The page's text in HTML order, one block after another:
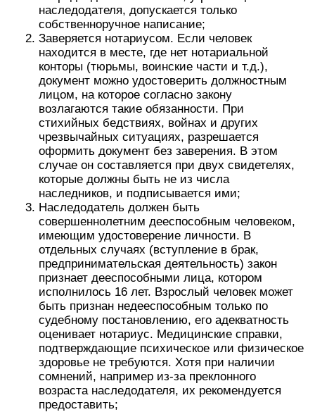
наследодателя, допускается только
собственноручное написание;
Заверяется нотариусом. Если человек
находится в месте, где нет нотариальной
конторы (тюрьмы, воинские части и т.д.),
документ можно удостоверить должностным
лицом, на которое согласно закону
возлагаются такие обязанности. При
стихийных бедствиях, войнах и других
чрезвычайных ситуациях, разрешается
оформить документ без заверения. В этом
случае он составляется при двух свидетелях,
которые должны быть не из числа
наследников, и подписывается ими;
Наследодатель должен быть
совершеннолетним дееспособным человеком,
имеющим удостоверение личности. В
отдельных случаях (вступление в брак,
предпринимательская деятельность) закон
признает дееспособными лица, котором
исполнилось 16 лет. Взрослый человек может
быть признан недееспособным только по
судебному постановлению, его адекватность
оценивает нотариус. Медицинские справки,
подтверждающие психическое или физическое
здоровье не требуются. Хотя при наличии
сомнений, например из-за преклонного
возраста наследодателя, их рекомендуется
предоставить;